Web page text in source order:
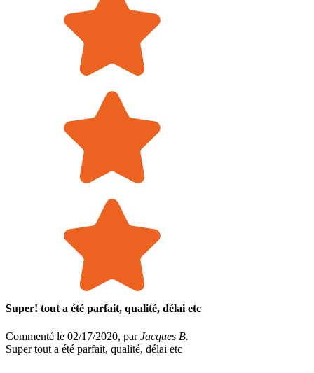
Super! tout a été parfait, qualité, délai etc
Commenté le 02/17/2020, parJacques B.
Super tout a été parfait, qualité, délai etc